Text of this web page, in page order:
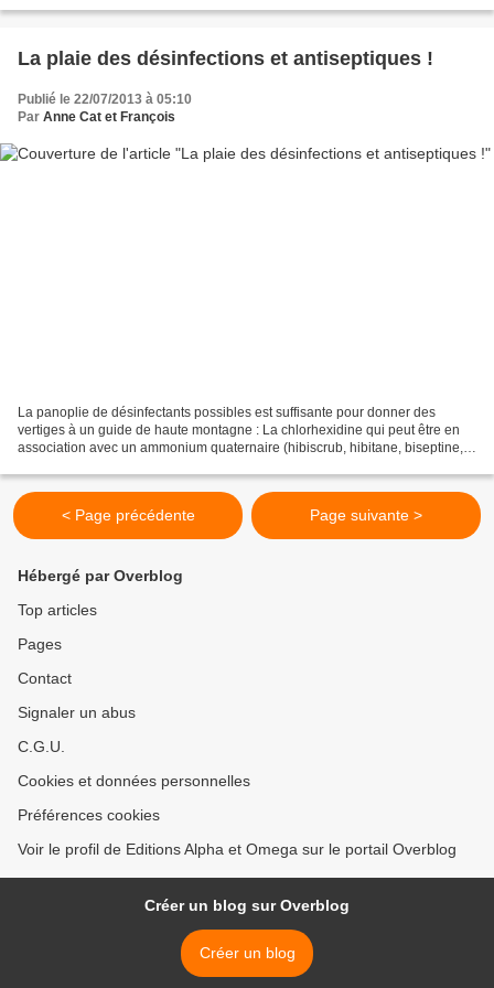
La plaie des désinfections et antiseptiques !
Publié le 22/07/2013 à 05:10
Par Anne Cat et François
La panoplie de désinfectants possibles est suffisante pour donner des
vertiges à un guide de haute montagne : La chlorhexidine qui peut être en
association avec un ammonium quaternaire (hibiscrub, hibitane, biseptine,
< Page précédente Page suivante >
Hébergé par Overblog
Top articles
Pages
Contact
Signaler un abus
C.G.U.
Cookies et données personnelles
Préférences cookies
Voir le profil de Editions Alpha et Omega sur le portail Overblog
Créer un blog sur Overblog
Créer un blog